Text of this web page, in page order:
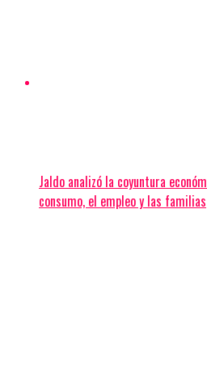
Jaldo analizó la coyuntura
consumo, el empleo y las familias